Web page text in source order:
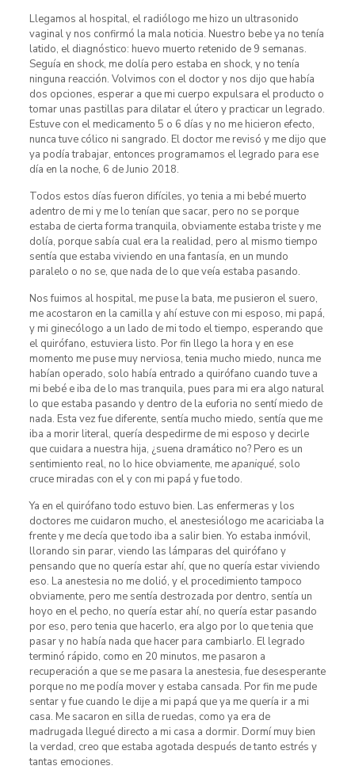
Llegamos al hospital, el radiólogo me hizo un ultrasonido
vaginal y nos confirmó la mala noticia. Nuestro bebe ya no tenía
latido, el diagnóstico: huevo muerto retenido de 9 semanas.
Seguía en shock, me dolía pero estaba en shock, y no tenía
ninguna reacción. Volvimos con el doctor y nos dijo que había
dos opciones, esperar a que mi cuerpo expulsara el producto o
tomar unas pastillas para dilatar el útero y practicar un legrado.
Estuve con el medicamento 5 o 6 días y no me hicieron efecto,
nunca tuve cólico ni sangrado. El doctor me revisó y me dijo que
ya podía trabajar, entonces programamos el legrado para ese
día en la noche, 6 de Junio 2018.
Todos estos días fueron difíciles, yo tenia a mi bebé muerto
adentro de mi y me lo tenían que sacar, pero no se porque
estaba de cierta forma tranquila, obviamente estaba triste y me
dolía, porque sabía cual era la realidad, pero al mismo tiempo
sentía que estaba viviendo en una fantasía, en un mundo
paralelo o no se, que nada de lo que veía estaba pasando.
Nos fuimos al hospital, me puse la bata, me pusieron el suero,
me acostaron en la camilla y ahí estuve con mi esposo, mi papá,
y mi ginecólogo a un lado de mi todo el tiempo, esperando que
el quirófano, estuviera listo. Por fin llego la hora y en ese
momento me puse muy nerviosa, tenia mucho miedo, nunca me
habían operado, solo había entrado a quirófano cuando tuve a
mi bebé e iba de lo mas tranquila, pues para mi era algo natural
lo que estaba pasando y dentro de la euforia no sentí miedo de
nada. Esta vez fue diferente, sentía mucho miedo, sentía que me
iba a morir literal, quería despedirme de mi esposo y decirle
que cuidara a nuestra hija, ¿suena dramático no? Pero es un
sentimiento real, no lo hice obviamente, meapaniqué, solo
cruce miradas con el y con mi papá y fue todo.
Ya en el quirófano todo estuvo bien. Las enfermeras y los
doctores me cuidaron mucho, el anestesiólogo me acariciaba la
frente y me decía que todo iba a salir bien. Yo estaba inmóvil,
llorando sin parar, viendo las lámparas del quirófano y
pensando que no quería estar ahí, que no quería estar viviendo
eso. La anestesia no me dolió, y el procedimiento tampoco
obviamente, pero me sentía destrozada por dentro, sentía un
hoyo en el pecho, no quería estar ahí, no quería estar pasando
por eso, pero tenia que hacerlo, era algo por lo que tenia que
pasar y no había nada que hacer para cambiarlo. El legrado
terminó rápido, como en 20 minutos, me pasaron a
recuperación a que se me pasara la anestesia, fue desesperante
porque no me podía mover y estaba cansada. Por fin me pude
sentar y fue cuando le dije a mi papá que ya me quería ir a mi
casa. Me sacaron en silla de ruedas, como ya era de
madrugada llegué directo a mi casa a dormir. Dormí muy bien
la verdad, creo que estaba agotada después de tanto estrés y
tantas emociones.